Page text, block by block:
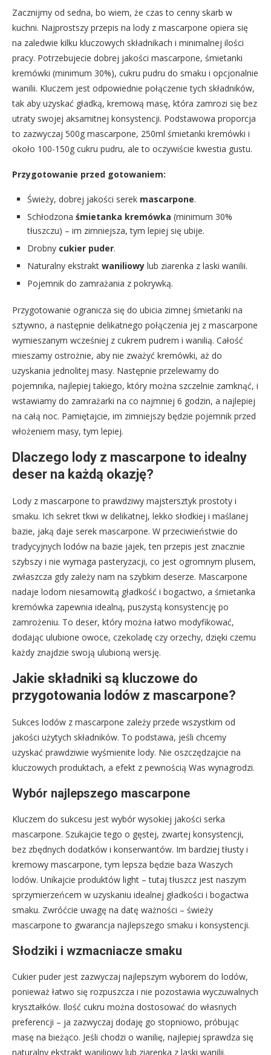
Zacznijmy od sedna, bo wiem, że czas to cenny skarb w
kuchni. Najprostszy przepis na lody z mascarpone opiera się
na zaledwie kilku kluczowych składnikach i minimalnej ilości
pracy. Potrzebujecie dobrej jakości mascarpone, śmietanki
kremówki (minimum 30%), cukru pudru do smaku i opcjonalnie
wanilii. Kluczem jest odpowiednie połączenie tych składników,
tak aby uzyskać gładką, kremową masę, która zamrozi się bez
utraty swojej aksamitnej konsystencji. Podstawowa proporcja
to zazwyczaj 500g mascarpone, 250ml śmietanki kremówki i
około 100-150g cukru pudru, ale to oczywiście kwestia gustu.
Przygotowanie przed gotowaniem:
Świeży, dobrej jakości serek mascarpone.
Schłodzona śmietanka kremówka (minimum 30%
tłuszczu) – im zimniejsza, tym lepiej się ubije.
Drobny cukier puder.
Naturalny ekstrakt waniliowy lub ziarenka z laski wanilii.
Pojemnik do zamrażania z pokrywką.
Przygotowanie ogranicza się do ubicia zimnej śmietanki na
sztywno, a następnie delikatnego połączenia jej z mascarpone
wymieszanym wcześniej z cukrem pudrem i wanilią. Całość
mieszamy ostrożnie, aby nie zważyć kremówki, aż do
uzyskania jednolitej masy. Następnie przelewamy do
pojemnika, najlepiej takiego, który można szczelnie zamknąć, i
wstawiamy do zamrażarki na co najmniej 6 godzin, a najlepiej
na całą noc. Pamiętajcie, im zimniejszy będzie pojemnik przed
włożeniem masy, tym lepiej.
Dlaczego lody z mascarpone to idealny
deser na każdą okazję?
Lody z mascarpone to prawdziwy majstersztyk prostoty i
smaku. Ich sekret tkwi w delikatnej, lekko słodkiej i maślanej
bazie, jaką daje serek mascarpone. W przeciwieństwie do
tradycyjnych lodów na bazie jajek, ten przepis jest znacznie
szybszy i nie wymaga pasteryzacji, co jest ogromnym plusem,
zwłaszcza gdy zależy nam na szybkim deserze. Mascarpone
nadaje lodom niesamowitą gładkość i bogactwo, a śmietanka
kremówka zapewnia idealną, puszystą konsystencję po
zamrożeniu. To deser, który można łatwo modyfikować,
dodając ulubione owoce, czekoladę czy orzechy, dzięki czemu
każdy znajdzie swoją ulubioną wersję.
Jakie składniki są kluczowe do
przygotowania lodów z mascarpone?
Sukces lodów z mascarpone zależy przede wszystkim od
jakości użytych składników. To podstawa, jeśli chcemy
uzyskać prawdziwie wyśmienite lody. Nie oszczędzajcie na
kluczowych produktach, a efekt z pewnością Was wynagrodzi.
Wybór najlepszego mascarpone
Kluczem do sukcesu jest wybór wysokiej jakości serka
mascarpone. Szukajcie tego o gęstej, zwartej konsystencji,
bez zbędnych dodatków i konserwantów. Im bardziej tłusty i
kremowy mascarpone, tym lepsza będzie baza Waszych
lodów. Unikajcie produktów light – tutaj tłuszcz jest naszym
sprzymierzeńcem w uzyskaniu idealnej gładkości i bogactwa
smaku. Zwróćcie uwagę na datę ważności – świeży
mascarpone to gwarancja najlepszego smaku i konsystencji.
Słodziki i wzmacniacze smaku
Cukier puder jest zazwyczaj najlepszym wyborem do lodów,
ponieważ łatwo się rozpuszcza i nie pozostawia wyczuwalnych
kryształków. Ilość cukru można dostosować do własnych
preferencji – ja zazwyczaj dodaję go stopniowo, próbując
masę na bieżąco. Jeśli chodzi o wanilię, najlepiej sprawdza się
naturalny ekstrakt waniliowy lub ziarenka z laski wanilii.